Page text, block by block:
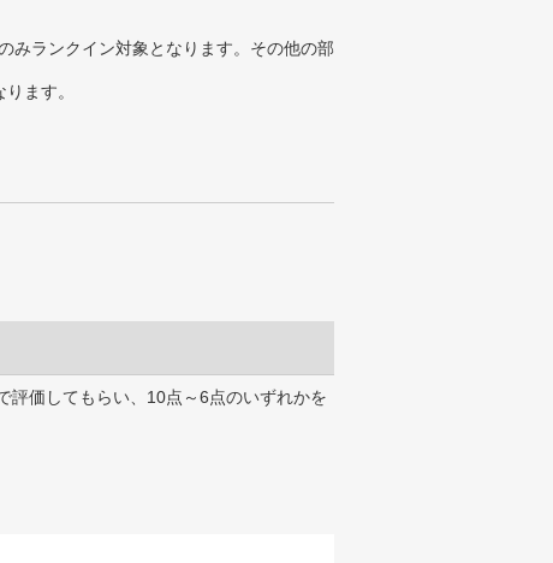
みランクイン対象となります。その他の部
ます。
評価してもらい、10点～6点のいずれかを